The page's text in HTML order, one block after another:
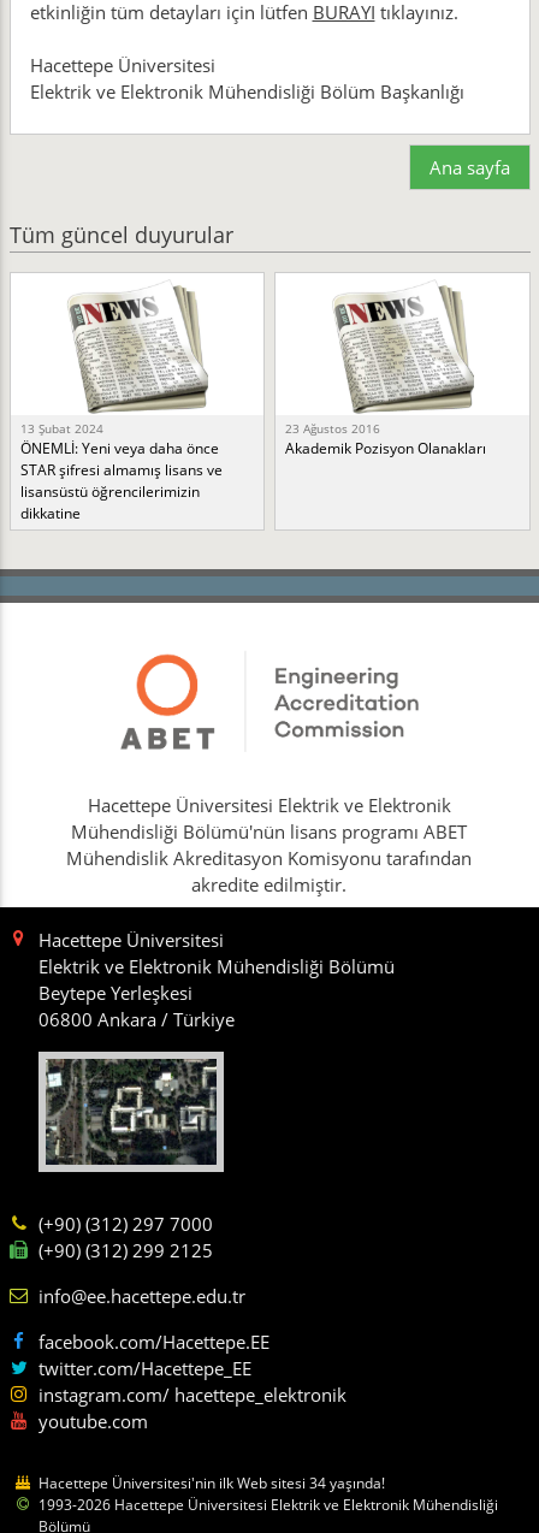
etkinliğin tüm detayları için lütfen BURAYI tıklayınız.
Hacettepe Üniversitesi
Elektrik ve Elektronik Mühendisliği Bölüm Başkanlığı
Ana sayfa
Tüm güncel duyurular
13 Şubat 2024
ÖNEMLİ: Yeni veya daha önce
STAR şifresi almamış lisans ve
lisansüstü öğrencilerimizin
dikkatine
23 Ağustos 2016
Akademik Pozisyon Olanakları
Hacettepe Üniversitesi Elektrik ve Elektronik
Mühendisliği Bölümü'nün lisans programı ABET
Mühendislik Akreditasyon Komisyonu tarafından
akredite edilmiştir.
Hacettepe Üniversitesi
Elektrik ve Elektronik Mühendisliği Bölümü
Beytepe Yerleşkesi
06800 Ankara / Türkiye
(+90) (312) 297 7000
(+90) (312) 299 2125
info@ee.hacettepe.edu.tr
facebook.com/Hacettepe.EE
twitter.com/Hacettepe_EE
instagram.com/ hacettepe_elektronik
youtube.com
Hacettepe Üniversitesi'nin ilk Web sitesi 34 yaşında!
1993-2026 Hacettepe Üniversitesi Elektrik ve Elektronik Mühendisliği
Bölümü